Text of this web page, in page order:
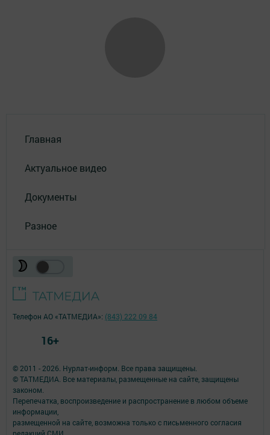
Главная
Актуальное видео
Документы
Разное
© 2011 - 2026. Нурлат-⁠информ. Все права защищены.
© ТАТМЕДИА. Все материалы, размещенные на сайте, защищены
законом.
Перепечатка, воспроизведение и распространение в любом объеме
информации,
размещенной на сайте, возможна только с письменного согласия
редакций СМИ.
Телефон АО «ТАТМЕДИА»: (843) 222 09 84
16+